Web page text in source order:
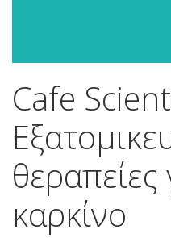
Cafe
θεραπείες
καρκίνο